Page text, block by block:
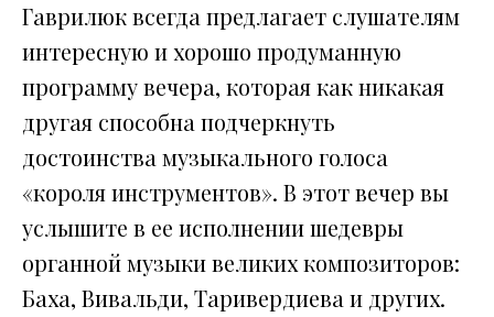
Гаврилюк всегда предлагает слушателям
интересную и хорошо продуманную
программу вечера, которая как никакая
другая способна подчеркнуть
достоинства музыкального голоса
«короля инструментов». В этот вечер вы
услышите в ее исполнении шедевры
органной музыки великих композиторов:
Баха, Вивальди, Таривердиева и других.